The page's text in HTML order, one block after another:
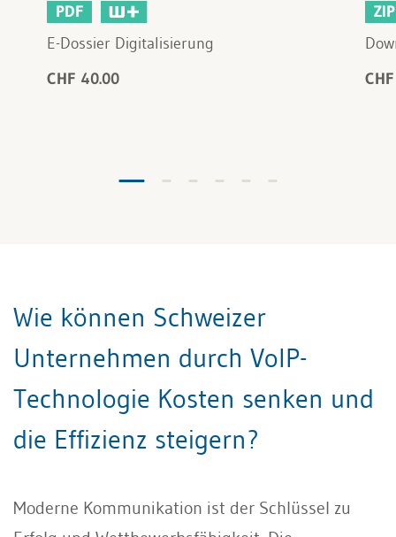
PDF
E-Dossier Digitalisierung
CHF 40.00
ZIP
Wie können Schweizer
Unternehmen durch VoIP-
Technologie Kosten senken und
die Effizienz steigern?
Moderne Kommunikation ist der Schlüssel zu